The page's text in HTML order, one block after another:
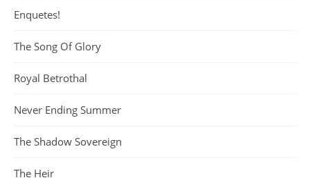
Enquetes!
The Song Of Glory
Royal Betrothal
Never Ending Summer
The Shadow Sovereign
The Heir